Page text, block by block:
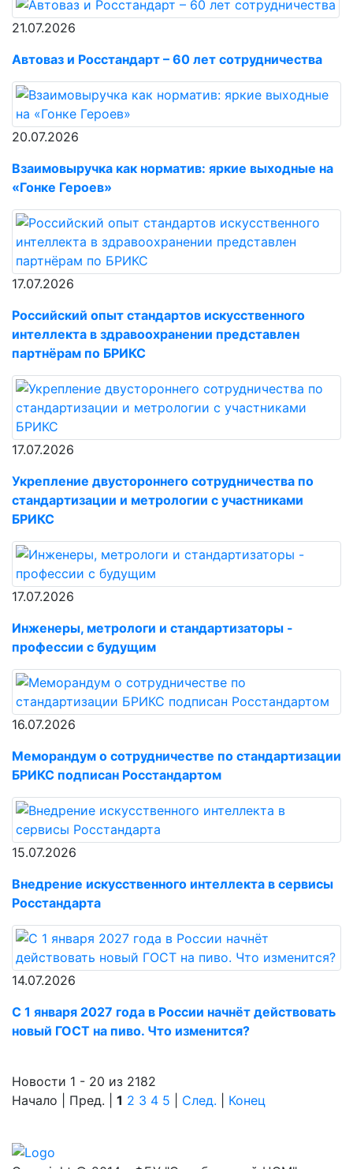
21.07.2026
Автоваз и Росстандарт – 60 лет сотрудничества
20.07.2026
Взаимовыручка как норматив: яркие выходные на
«Гонке Героев»
17.07.2026
Российский опыт стандартов искусственного
интеллекта в здравоохранении представлен
партнёрам по БРИКС
17.07.2026
Укрепление двустороннего сотрудничества по
стандартизации и метрологии с участниками
БРИКС
17.07.2026
Инженеры, метрологи и стандартизаторы -
профессии с будущим
16.07.2026
Меморандум о сотрудничестве по стандартизации
БРИКС подписан Росстандартом
15.07.2026
Внедрение искусственного интеллекта в сервисы
Росстандарта
14.07.2026
С 1 января 2027 года в России начнёт действовать
новый ГОСТ на пиво. Что изменится?
Новости 1 - 20 из 2182
Начало | Пред. | 1 2 3 4 5 След. Конец